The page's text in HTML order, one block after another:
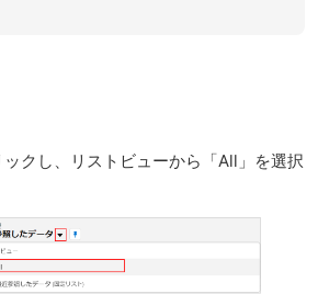
ックし、リストビューから「All」を選択